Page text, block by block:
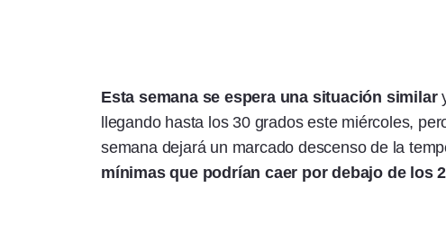
Esta semana se espera una situación similar
llegando hasta los 30 grados este miércoles,
semana dejará un marcado descenso de la
mínimas que podrían caer por debajo de los